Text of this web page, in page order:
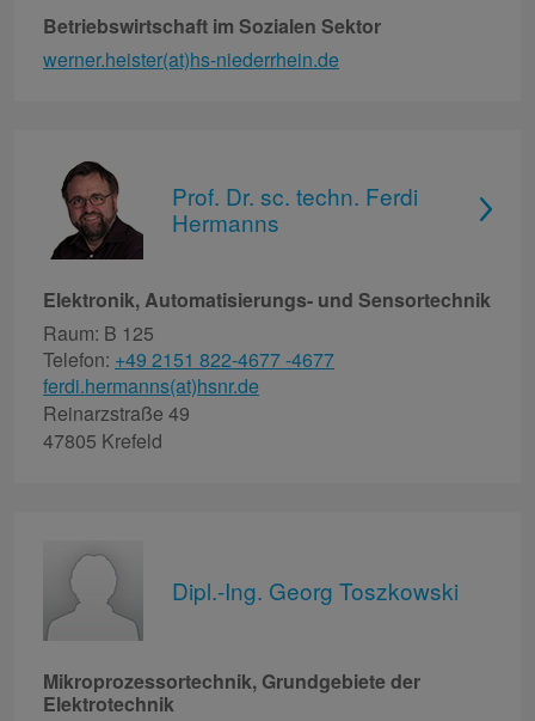
Betriebswirtschaft im Sozialen Sektor
werner.heister(at)hs-niederrhein.de
Prof. Dr. sc. techn. Ferdi
Hermanns
Elektronik, Automatisierungs- und Sensortechnik
Raum: B 125
Telefon: +49 2151 822-4677 -4677
ferdi.hermanns(at)hsnr.de
Reinarzstraße 49
47805 Krefeld
Dipl.-Ing. Georg Toszkowski
Mikroprozessortechnik, Grundgebiete der
Elektrotechnik